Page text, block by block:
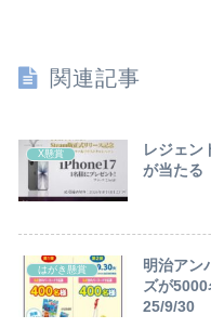
関連記事
X懸賞
レジェ
が当たる
はがき懸賞
明治アン
ズが
25/9/30